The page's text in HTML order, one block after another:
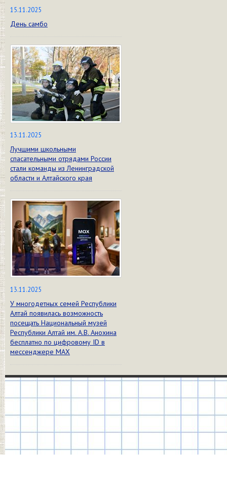
15.11.2025
День самбо
13.11.2025
Лучшими школьными
спасательными отрядами России
стали команды из Ленинградской
области и Алтайского края
13.11.2025
У многодетных семей Республики
Алтай появилась возможность
посещать Национальный музей
Республики Алтай им. А.В. Анохина
бесплатно по цифровому ID в
мессенджере МАХ